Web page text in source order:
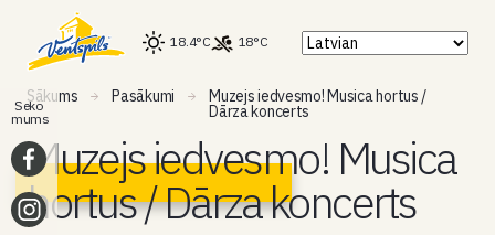
18.4°C 18°C
Sākums Pasākumi Muzejs iedvesmo! Musica hortus /
Dārza koncerts
Muzejs iedvesmo! Musica
hortus / Dārza koncerts
Seko
mums